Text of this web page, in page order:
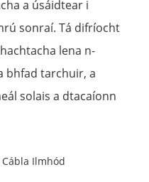
a úsáidtear i
sonraí. Tá difríocht
lena n-
bhfad tarchuir, a
solais a dtacaíonn